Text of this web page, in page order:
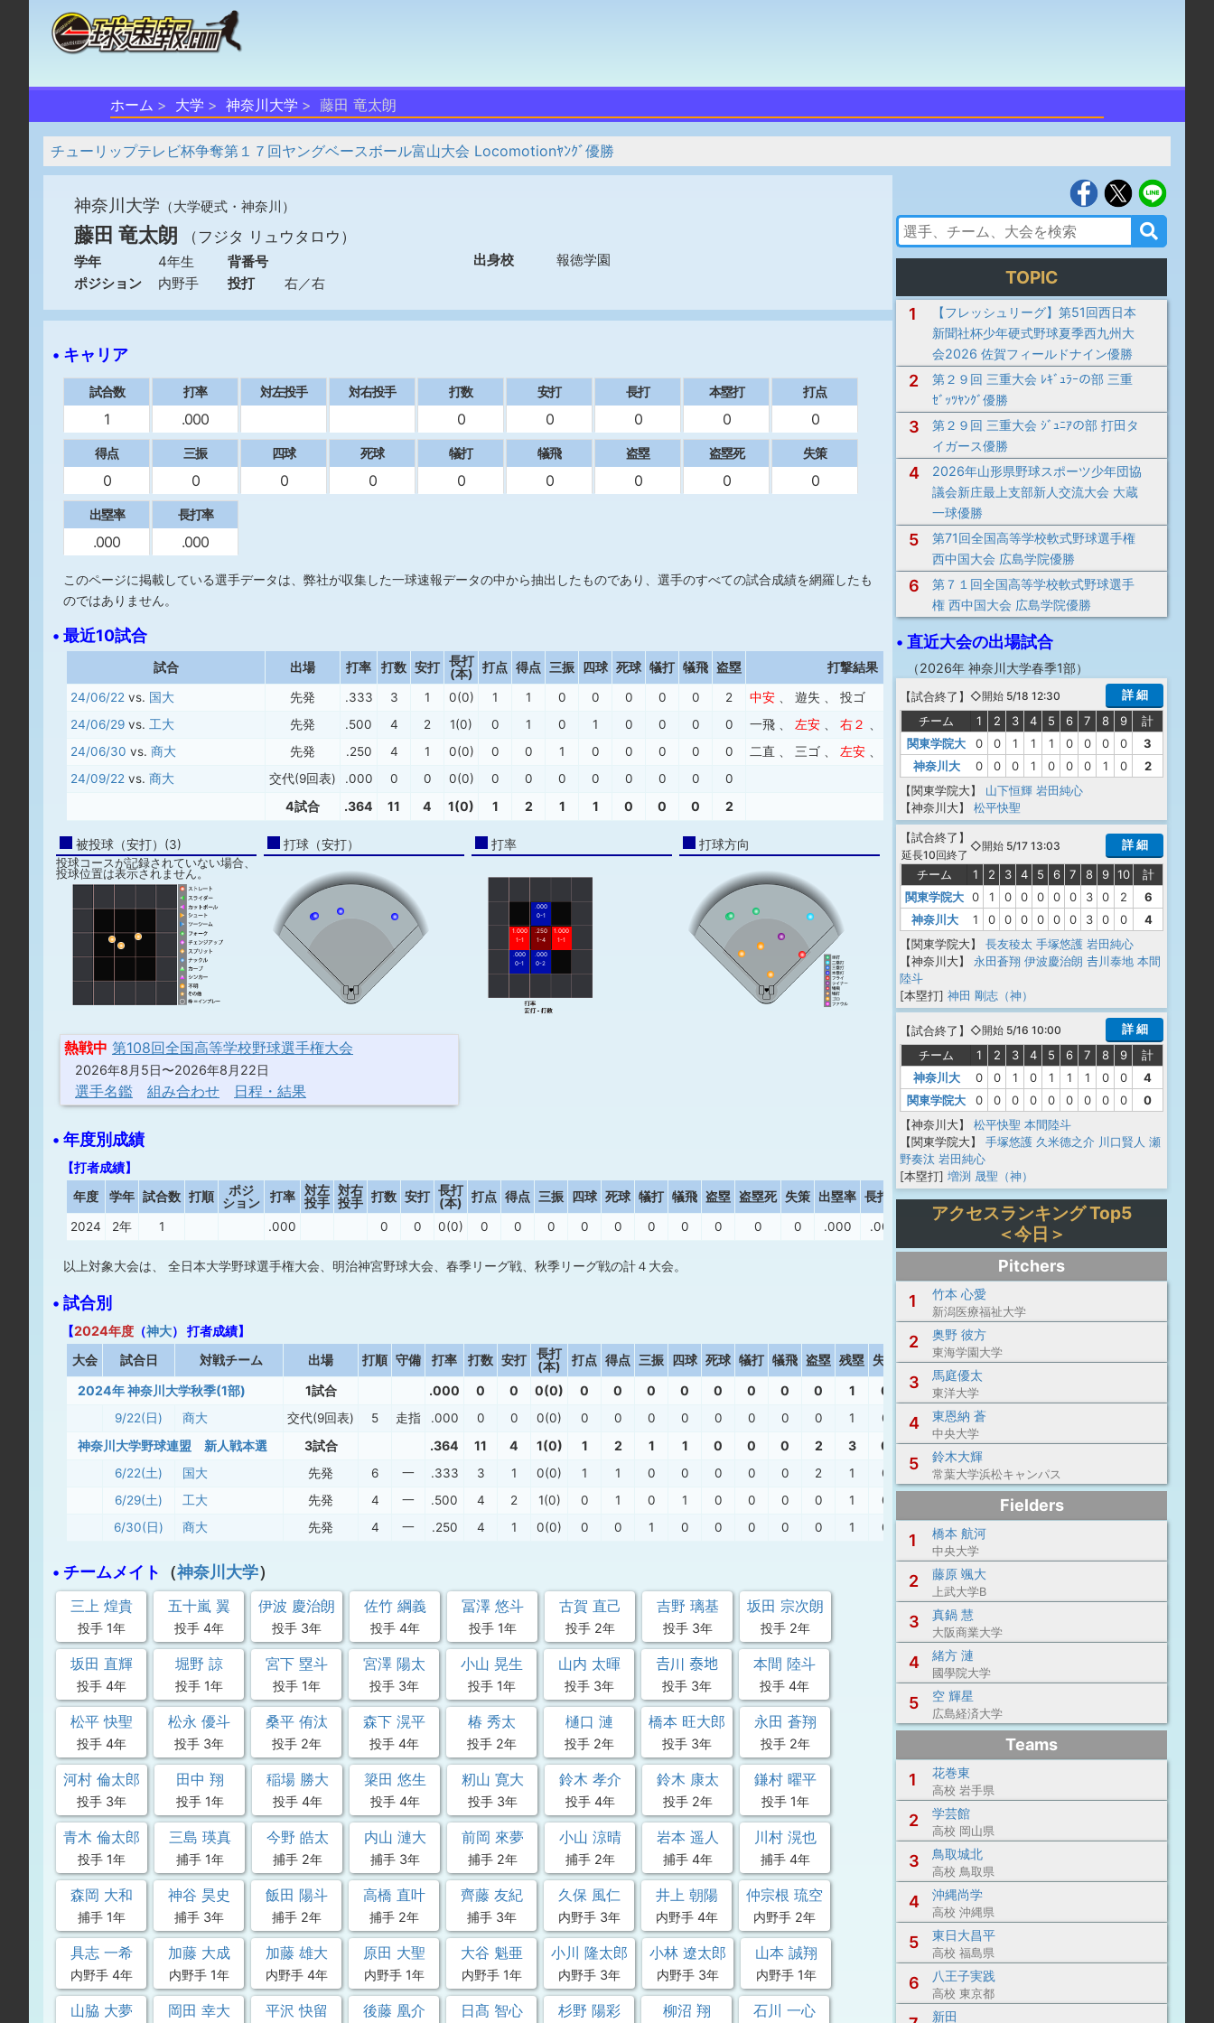
ホーム 大学 神奈川大学 藤田 竜太朗
チューリップテレビ杯争奪第１７回ヤングベースボール富山大会 Locomotionﾔﾝｸﾞ優勝
神奈川大学 （大学硬式・神奈川）
藤田 竜太朗 （フジタ リュウタロウ）
学年 4年生
背番号
ポジション
内野手 投打 右／右
出身校 報徳学園
• キャリア
試合数
1
打率
.000
対左投手 対右投手 打数
0
安打
0
長打
0
本塁打
0
打点
0
得点
0
三振
0
四球
0
死球
0
犠打
0
犠飛
0
盗塁
0
盗塁死
0
失策
0
出塁率
.000
長打率
.000
このページに掲載している選手データは、弊社が収集した一球速報データの中から抽出したものであり、選手のすべての試合成績を網羅したも
のではありません。
• 最近10試合
試合 出場 打率 打数 安打
長打
(本)
打点 得点 三振 四球 死球 犠打 犠飛 盗塁 打撃結果
24/06/22 vs. 国大 先発 .333 3 1 0(0) 1 1 0 0 0 0 0 2 中安 遊失
投ゴ
24/06/29 vs. 工大 先発 .500 4 2 1(0) 0 1 0 1 0 0 0 0 一飛 左安 右２ 、遊併
24/06/30 vs. 商大 先発 .250 4 1 0(0) 0 0 1 0 0 0 0 0 二直 三ゴ 左安
三振
24/09/22 vs. 商大 交代(9回表) .000 0 0 0(0) 0 0 0 0 0 0 0 0
4試合 .364 11 4 1(0) 1 2 1 1 0 0 0 2
被投球（安打）(3)
投球コースが記録されていない場合、
投球位置は表示されません。
打球（安打） 打率
.000
0-1
1.000
1-1
.250
1-4
1.000
1-1
.000
0-1
.000
0-2
打球方向
熱戦中 第108回全国高等学校野球選手権大会
2026年8月5日〜2026年8月22日
選手名鑑 組み合わせ 日程・結果
• 年度別成績
【打者成績】
年度 学年 試合数 打順
ポジ
ション
打率
対左
投手
対右
投手 打数 安打 長打
(本)
打点 得点 三振 四球 死球 犠打 犠飛 盗塁 盗塁死 失策 出塁率 長打率
2024 2年 1 .000 0 0 0(0) 0 0 0 0 0 0 0 0 0 0 .000 .000
以上対象大会は、 全日本大学野球選手権大会、明治神宮野球大会、春季リーグ戦、秋季リーグ戦の計４大会。
• 試合別
【2024年度 （神大） 打者成績】
大会 試合日 対戦チーム 出場 打順 守備 打率 打数 安打
長打
(本)
打点 得点 三振 四球 死球 犠打 犠飛 盗塁 残塁 失策 打撃結果
2024年 神奈川大学秋季(1部) 1試合 .000 0 0 0(0) 0 0 0 0 0 0 0 0 1 0
9/22(日) 商大 交代(9回表) 5 走指 .000 0 0 0(0) 0 0 0 0 0 0 0 0 1 0
神奈川大学野球連盟 新人戦本選 3試合 .364 11 4 1(0) 1 2 1 1 0 0 0 2 3 0
6/22(土) 国大 先発 6 一 .333 3 1 0(0) 1 1 0 0 0 0 0 2 1 0 中安 、遊失、投ゴ
6/29(土)
工大 先発 4 一 .500 4 2 1(0) 0 1 0 1 0 0 0 0 1 0 右２、四球
6/30(日)
商大 先発 4 一 .250 4 1 0(0) 0 0 1 0 0 0 0 0 1 0 、三ゴ、
• チームメイト （神奈川大学）
三上 煌貴
投手 1年
五十嵐 翼
投手 4年
伊波 慶治朗
投手 3年
佐竹 綱義
投手 4年
冨澤 悠斗
投手 1年
古賀 直己
投手 2年
吉野 璃基
投手 3年
坂田 宗次朗
投手 2年
坂田 直輝
投手 4年
堀野 諒
投手 1年
宮下 塁斗
投手 1年
宮澤 陽太
投手 3年
小山 晃生
投手 1年
山内 太暉
投手 3年
𠮷川 泰地
投手 3年
本間 陸斗
投手 4年
松平 快聖
投手 4年
松永 優斗
投手 3年
桑平 侑汰
投手 2年
森下 滉平
投手 4年
椿 秀太
投手 2年
樋口 漣
投手 2年
橋本 旺大郎
投手 3年
永田 蒼翔
投手 2年
河村 倫太郎
投手 3年
田中 翔
投手 1年
稲場 勝大
投手 4年
簗田 悠生
投手 4年
籾山 寛大
投手 3年
鈴木 孝介
投手 4年
鈴木 康太
投手 2年
鎌村 曜平
投手 1年
青木 倫太郎
投手 1年
三島 瑛真
捕手 1年
今野 皓太
捕手 2年
内山 漣大
捕手 3年
前岡 來夢
捕手 2年
小山 涼晴
捕手 2年
岩本 遥人
捕手 4年
川村 滉也
捕手 4年
森岡 大和
捕手 1年
神谷 昊史
捕手 3年
飯田 陽斗
捕手 2年
高橋 直叶
捕手 2年
齊藤 友紀
捕手 3年
久保 風仁
内野手 3年
井上 朝陽
内野手 4年
仲宗根 琉空
内野手 2年
具志 一希
内野手 4年
加藤 大成
内野手 1年
加藤 雄大
内野手 4年
原田 大聖
内野手 1年
大谷 魁亜
内野手 1年
小川 隆太郎
内野手 3年
小林 遼太郎
内野手 3年
山本 誠翔
内野手 1年
山脇 大夢 岡田 幸大 平沢 快留 後藤 凰介 日髙 智心 杉野 陽彩 柳沼 翔 石川 一心
TOPIC
1
【フレッシュリーグ】第51回西日本
新聞社杯少年硬式野球夏季西九州大
会2026 佐賀フィールドナイン優勝
2
第２９回 三重大会 ﾚｷﾞｭﾗｰの部 三重
ｾﾞｯﾂﾔﾝｸﾞ優勝
3
第２９回 三重大会 ｼﾞｭﾆｱの部 打田タ
イガース優勝
4
2026年山形県野球スポーツ少年団協
議会新庄最上支部新人交流大会 大蔵
一球優勝
5
第71回全国高等学校軟式野球選手権
西中国大会 広島学院優勝
6
第７１回全国高等学校軟式野球選手
権 西中国大会 広島学院優勝
• 直近大会の出場試合
（2026年 神奈川大学春季1部）
【試合終了 】 ◇開始 5/18 12:30
詳 細
チーム
1 2 3 4 5 6 7 8 9
計
関東学院大
0 0 1 1 1 0 0 0 0
3
神奈川大
0 0 0 1 0 0 0 1 0
2
【関東学院大】
山下恒輝 岩田純心
【神奈川大】
松平快聖
【試合終了 】
延長10回終了
◇開始 5/17 13:03 詳 細
チーム 1 2 3 4 5 6 7 8 9 10
計
関東学院大 0 1 0 0 0 0 0 3 0 2
6
神奈川大
1 0 0 0 0 0 0 3 0 0
4
【関東学院大】
長友稜太 手塚悠護 岩田純心
【神奈川大】
永田蒼翔 伊波慶治朗 𠮷川泰地 本間
陸斗
[本塁打] 神田 剛志（神）
【試合終了 】 ◇開始 5/16 10:00
詳 細
チーム
1 2 3 4 5 6 7 8 9
計
神奈川大
0 0 1 0 1 1 1 0 0
4
関東学院大
0 0 0 0 0 0 0 0 0
0
【神奈川大】
松平快聖 本間陸斗
【関東学院大】
手塚悠護 久米德之介 川口賢人 瀬
野奏汰 岩田純心
[本塁打] 増渕 晟聖（神）
アクセスランキング Top5
＜今日＞
Pitchers
1
竹本 心愛
新潟医療福祉大学
2 奥野 彼方
東海学園大学
3 馬庭優太
東洋大学
4 東恩納 蒼
中央大学
5 鈴木大輝
常葉大学浜松キャンパス
Fielders
1
橋本 航河
中央大学
2 藤原 颯大
上武大学B
3 真鍋 慧
大阪商業大学
4 緒方 漣
國學院大学
5 空 輝星
広島経済大学
Teams
1
花巻東
高校 岩手県
2 学芸館
高校 岡山県
3 鳥取城北
高校 鳥取県
4 沖縄尚学
高校 沖縄県
5 東日大昌平
高校 福島県
6 八王子実践
高校 東京都
新田